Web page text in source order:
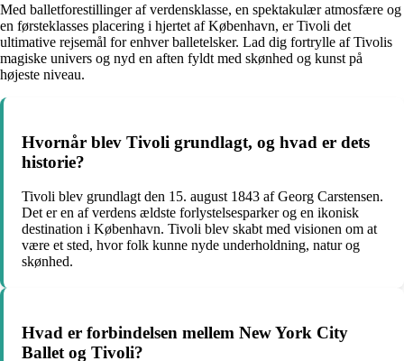
Med balletforestillinger af verdensklasse, en spektakulær atmosfære og
en førsteklasses placering i hjertet af København, er Tivoli det
ultimative rejsemål for enhver balletelsker. Lad dig fortrylle af Tivolis
magiske univers og nyd en aften fyldt med skønhed og kunst på
højeste niveau.
Hvornår blev Tivoli grundlagt, og hvad er dets
historie?
Tivoli blev grundlagt den 15. august 1843 af Georg Carstensen.
Det er en af verdens ældste forlystelsesparker og en ikonisk
destination i København. Tivoli blev skabt med visionen om at
være et sted, hvor folk kunne nyde underholdning, natur og
skønhed.
Hvad er forbindelsen mellem New York City
Ballet og Tivoli?